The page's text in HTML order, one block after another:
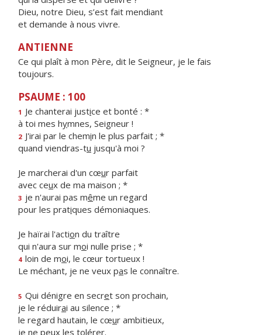
Dieu, notre Dieu, s’est fait mendiant
et demande à nous vivre.
ANTIENNE
Ce qui plaît à mon Père, dit le Seigneur, je le fais
toujours.
PSAUME : 100
1 Je chanterai justice et bonté : *
à toi mes hymnes, Seigneur !
2 J'irai par le chemin le plus parfait ; *
quand viendras-tu jusqu'à moi ?
Je marcherai d'un cœur parfait
avec ceux de ma maison ; *
3 je n'aurai pas même un regard
pour les pratiques démoniaques.
Je haïrai l'action du traître
qui n'aura sur moi nulle prise ; *
4 loin de moi, le cœur tortueux !
Le méchant, je ne veux pas le connaître.
5 Qui dénigre en secret son prochain,
je le réduirai au silence ; *
le regard hautain, le cœur ambitieux,
je ne peux les tolérer.